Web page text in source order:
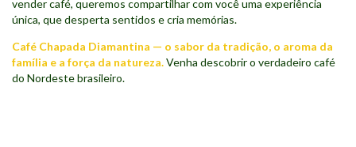
vender café, queremos compartilhar com você uma experiência
única, que desperta sentidos e cria memórias.
Café Chapada Diamantina — o sabor da tradição, o aroma da
família e a força da natureza.Venha descobrir o verdadeiro café
do Nordeste brasileiro.